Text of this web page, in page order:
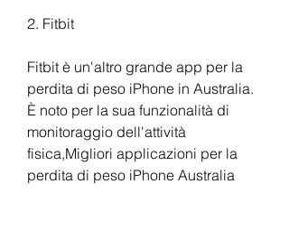
2. Fitbit
Fitbit è un'altro grande app per la
perdita di peso iPhone in Australia.
È noto per la sua funzionalità di
monitoraggio dell'attività
fisica,Migliori applicazioni per la
perdita di peso iPhone Australia